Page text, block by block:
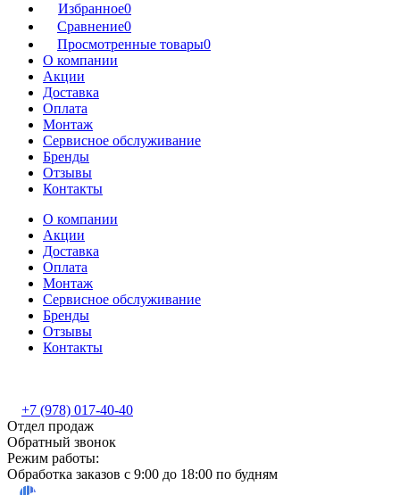
Избранное0
Сравнение0
Просмотренные товары0
О компании
Акции
Доставка
Оплата
Монтаж
Сервисное обслуживание
Бренды
Отзывы
Контакты
О компании
Акции
Доставка
Оплата
Монтаж
Сервисное обслуживание
Бренды
Отзывы
Контакты
+7 (978) 017-40-40
Отдел продаж
Обратный звонок
Режим работы:
Обработка заказов с 9:00 до 18:00 по будням